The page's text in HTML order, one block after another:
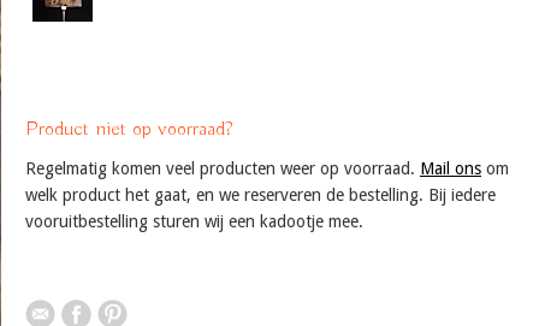
Product niet op voorraad?
Regelmatig komen veel producten weer op voorraad. Mail ons om
welk product het gaat, en we reserveren de bestelling. Bij iedere
vooruitbestelling sturen wij een kadootje mee.